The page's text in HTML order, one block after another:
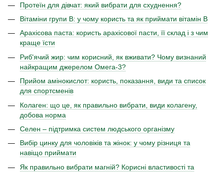
Протеїн для дівчат: який вибрати для схуднення?
Вітаміни групи B: у чому користь та як приймати вітамін B
Арахісова паста: користь арахісової пасти, її склад і з чим
краще їсти
Риб'ячий жир: чим корисний, як вживати? Чому визнаний
найкращим джерелом Омега-3?
Прийом амінокислот: користь, показання, види та список
для спортсменів
Колаген: що це, як правильно вибрати, види колагену,
добова норма
Селен – підтримка систем людського організму
Вибір цинку для чоловіків та жінок: у чому різниця та
навіщо приймати
Як правильно вибрати магній? Корисні властивості та